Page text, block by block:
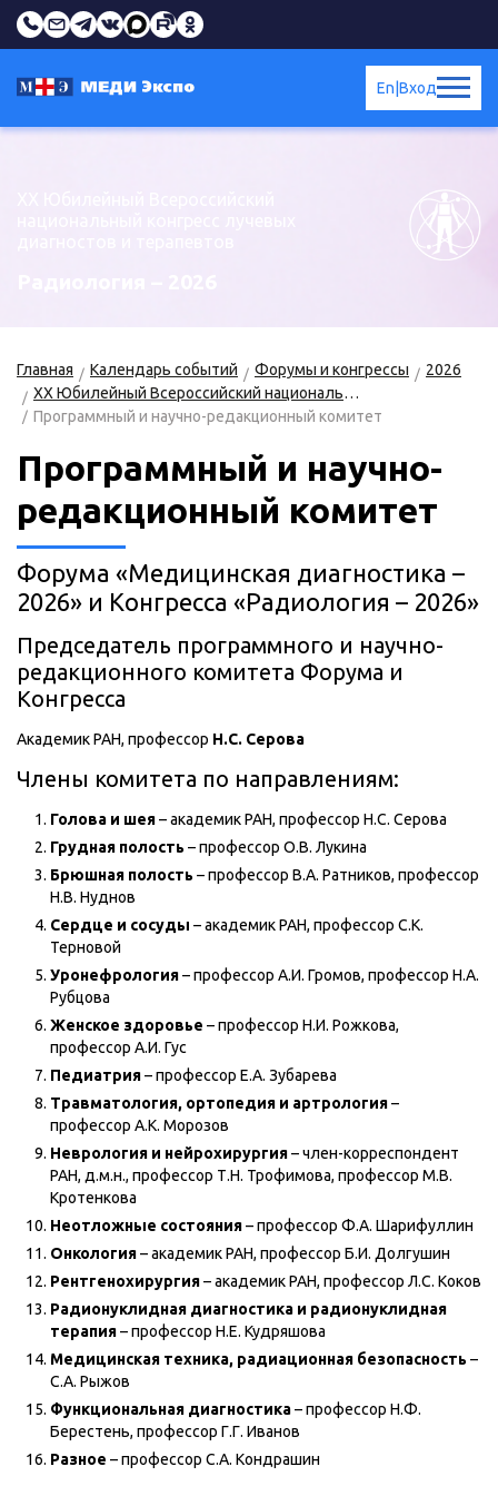
Вход
En
Главная Календарь событий Форумы и конгрессы
2026
XX Юбилейный Всероссийский национальный конгресс лучевых диагностов и терапевтов «Радиология – 2026»
Программный и научно-редакционный комитет
Программный и научно-
редакционный комитет
Форума «Медицинская диагностика –
2026» и Конгресса «Радиология – 2026»
Председатель программного и научно-
редакционного комитета Форума и
Конгресса
Академик РАН, профессор Н.С. Серова
Члены комитета по направлениям:
Голова и шея– академик РАН, профессор Н.С. Серова
Грудная полость – профессор О.В. Лукина
Брюшная полость – профессор В.А. Ратников, профессор
Н.В. Нуднов
Сердце и сосуды – академик РАН, профессор С.К.
Терновой
Уронефрология– профессор А.И. Громов, профессор Н.А.
Рубцова
Женское здоровье – профессор Н.И. Рожкова,
профессор А.И. Гус
Педиатрия– профессор Е.А. Зубарева
Травматология, ортопедия и артрология–
профессор А.К. Морозов
Неврология и нейрохирургия– член-корреспондент
РАН, д.м.н., профессор Т.Н. Трофимова, профессор М.В.
Кротенкова
Неотложные состояния– профессор Ф.А. Шарифуллин
Онкология– академик РАН, профессор Б.И. Долгушин
Рентгенохирургия– академик РАН, профессор Л.С. Коков
Радионуклидная диагностика и радионуклидная
терапия– профессор Н.Е. Кудряшова
Медицинская техника, радиационная безопасность –
С.А. Рыжов
Функциональная диагностика– профессор Н.Ф.
Берестень, профессор Г.Г. Иванов
Разное – профессор С.А. Кондрашин